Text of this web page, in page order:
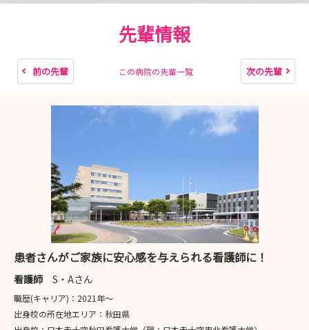
・病棟見学 急性期コース
一般病棟コース
助産コース
当日お伝えいたします。
先輩情報
前の先輩 この病院の先輩一覧 次の先輩
患者さんがご家族に安心感を与えられる看護師に！
看護師 S・Aさん
職歴(キャリア)： 2021年〜
出身校の所在地エリア： 秋田県